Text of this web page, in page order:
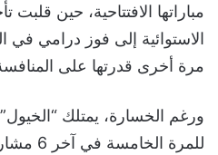
مباراتها الافتتاحية، حين قلبت
الاستوائية إلى فوز درامي في
مرة أخرى قدرتها على
ورغم الخسارة، يمتلك
للمرة